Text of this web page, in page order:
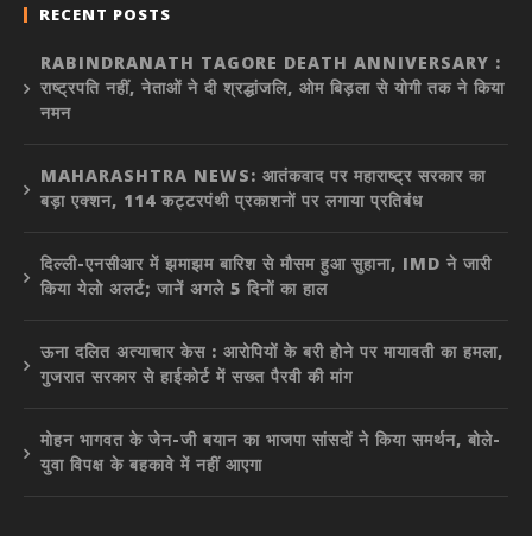
RECENT POSTS
RABINDRANATH TAGORE DEATH ANNIVERSARY :
राष्ट्रपति नहीं, नेताओं ने दी श्रद्धांजलि, ओम बिड़ला से योगी तक ने किया
नमन
MAHARASHTRA NEWS: आतंकवाद पर महाराष्ट्र सरकार का
बड़ा एक्शन, 114 कट्टरपंथी प्रकाशनों पर लगाया प्रतिबंध
दिल्ली-एनसीआर में झमाझम बारिश से मौसम हुआ सुहाना, IMD ने जारी
किया येलो अलर्ट; जानें अगले 5 दिनों का हाल
ऊना दलित अत्याचार केस : आरोपियों के बरी होने पर मायावती का हमला,
गुजरात सरकार से हाईकोर्ट में सख्त पैरवी की मांग
मोहन भागवत के जेन-जी बयान का भाजपा सांसदों ने किया समर्थन, बोले-
युवा विपक्ष के बहकावे में नहीं आएगा